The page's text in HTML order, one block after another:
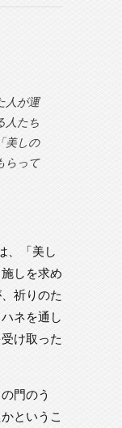
人が運
人たち
美しの
らって
、「美し
しを求め
祈りのた
ネを通し
け取った
門のう
というこ